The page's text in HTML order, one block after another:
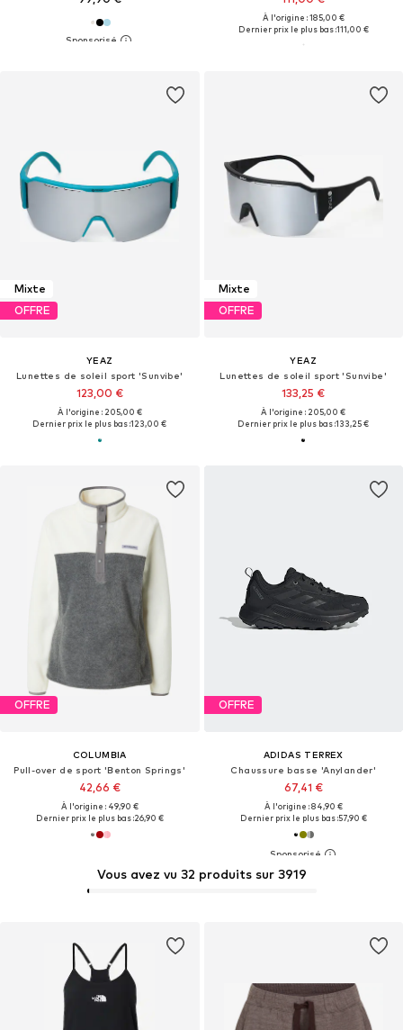
À l'origine : 185,00 €
Dernier prix le plus bas :111,00 €
Mixte
OFFRE
YEAZ
Lunettes de soleil sport 'Sunvibe'
123,00 €
À l'origine : 205,00 €
Dernier prix le plus bas :123,00 €
Mixte
OFFRE
YEAZ
Lunettes de soleil sport 'Sunvibe'
133,25 €
À l'origine : 205,00 €
Dernier prix le plus bas :133,25 €
OFFRE
COLUMBIA
Pull-over de sport 'Benton Springs'
42,66 €
À l'origine : 49,90 €
Dernier prix le plus bas :26,90 €
OFFRE
ADIDAS TERREX
Chaussure basse 'Anylander'
67,41 €
À l'origine : 84,90 €
Dernier prix le plus bas :57,90 €
Vous avez vu 32 produits sur 3919